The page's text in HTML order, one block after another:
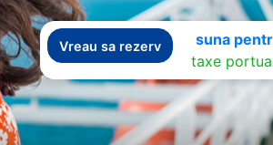
Vreau sa rezerv suna
taxe